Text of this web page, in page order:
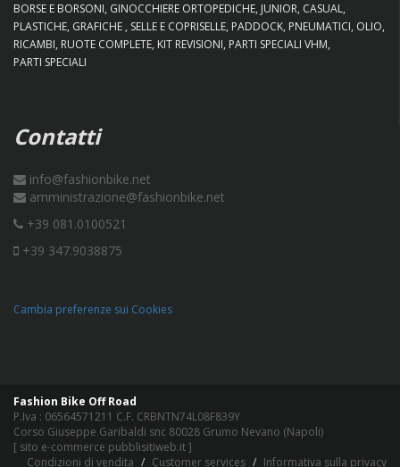
BORSE E BORSONI GINOCCHIERE ORTOPEDICHE JUNIOR CASUAL
PLASTICHE GRAFICHE SELLE E COPRISELLE PADDOCK PNEUMATICI OLIO
RICAMBI RUOTE COMPLETE KIT REVISIONI PARTI SPECIALI VHM
PARTI SPECIALI
Contatti
info@fashionbike.net
amministrazione@fashionbike.net
+39 081.0100521
+39 347.9038875
Cambia preferenze sui Cookies
Fashion Bike Off Road
P.Iva : 06564571211 C.F. CRBNTN74L08F839Y
Corso Giuseppe Garibaldi snc 80028 Grumo Nevano (Napoli)
[ sito e-commerce pubblisitiweb.it]
Condizioni di vendita
Customer services Informativa sulla privacy